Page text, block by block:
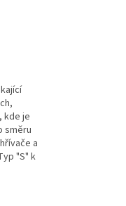
kde je
směru
a
"S" k